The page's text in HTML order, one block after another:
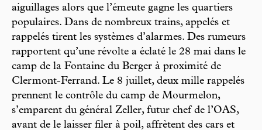
aiguillages alors que l’émeute gagne les quartiers
populaires. Dans de nombreux trains, appelés et
rappelés tirent les systèmes d’alarmes. Des rumeurs
rapportent qu’une révolte a éclaté le 28 mai dans le
camp de la Fontaine du Berger à proximité de
Clermont-Ferrand. Le 8 juillet, deux mille rappelés
prennent le contrôle du camp de Mourmelon,
s’emparent du général Zeller, futur chef de l’OAS,
avant de le laisser filer à poil, affrètent des cars et